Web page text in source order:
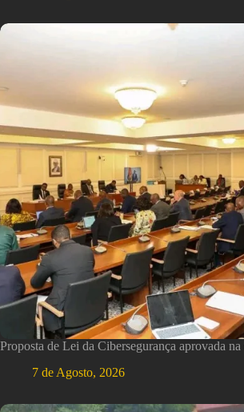
Proposta de Lei da Cibersegurança aprovada na
7 de Agosto, 2026